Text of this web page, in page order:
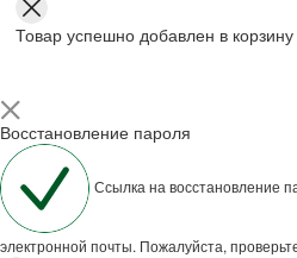
Товар успешно добавлен в корзину
Восстановление пароля
Ссылка на восстановление
электронной почты. Пожалуйста,